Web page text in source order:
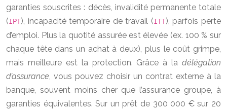
garanties souscrites : décès, invalidité permanente totale
(IPT), incapacité temporaire de travail (ITT), parfois perte
d’emploi. Plus la quotité assurée est élevée (ex. 100 % sur
chaque tête dans un achat à deux), plus le coût grimpe,
mais meilleure est la protection. Grâce à la délégation
d’assurance, vous pouvez choisir un contrat externe à la
banque, souvent moins cher que l’assurance groupe, à
garanties équivalentes. Sur un prêt de 300 000 € sur 20